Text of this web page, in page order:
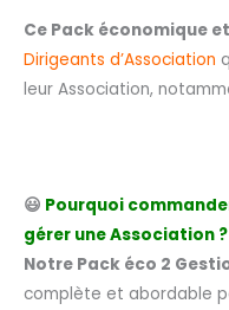
Ce Pack économique
Dirigeants d’Association
leur Association,
😃 Pourquoi
gérer une Association ?
Notre Pack éco 2
complète et abordable